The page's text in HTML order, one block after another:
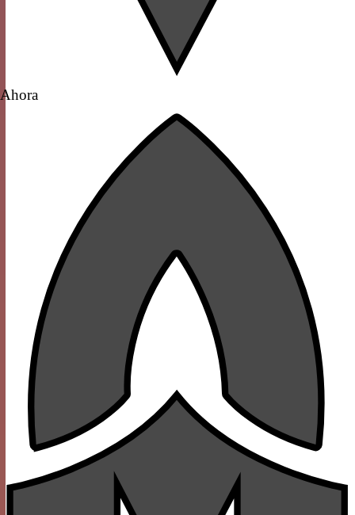
Ahora